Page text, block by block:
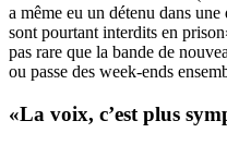
a même eu un détenu dans
sont pourtant interdits en
pas rare que la bande de
ou passe des week-ends
«La voix, c’est plus